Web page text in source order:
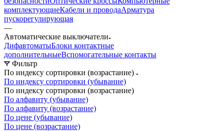
комплектующиеКабели и проводаАрматура
пускорегулирующая
—
Автоматические выключатели
ДифавтоматыБлоки контактные
дополнительныеВспомогательные контакты
Фильтр
По индексу сортировки (возрастание)
По индексу сортировки (убывание)
По индексу сортировки (возрастание)
По алфавиту (убывание)
По алфавиту (возрастание)
По цене (убывание)
По цене (возрастание)